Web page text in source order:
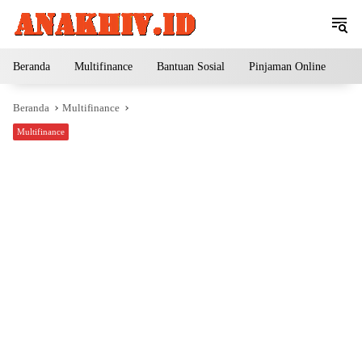
Beranda Multifinance Bantuan Sosial Pinjaman Online
Beranda Multifinance
Multifinance